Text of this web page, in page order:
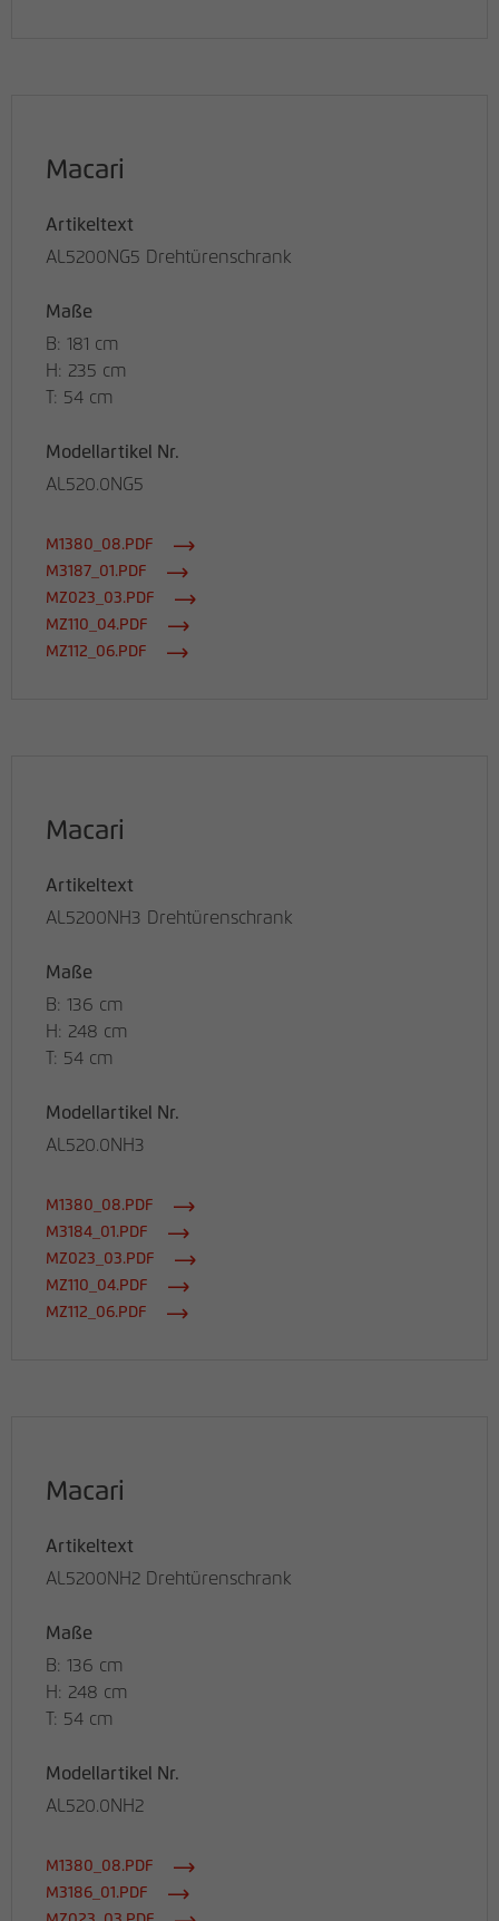
Macari
Artikeltext
AL5200NG5 Drehtürenschrank
Maße
B: 181 cm
H: 235 cm
T: 54 cm
Modellartikel Nr.
AL520.0NG5
M1380_08.PDF
M3187_01.PDF
MZ023_03.PDF
MZ110_04.PDF
MZ112_06.PDF
Macari
Artikeltext
AL5200NH3 Drehtürenschrank
Maße
B: 136 cm
H: 248 cm
T: 54 cm
Modellartikel Nr.
AL520.0NH3
M1380_08.PDF
M3184_01.PDF
MZ023_03.PDF
MZ110_04.PDF
MZ112_06.PDF
Macari
Artikeltext
AL5200NH2 Drehtürenschrank
Maße
B: 136 cm
H: 248 cm
T: 54 cm
Modellartikel Nr.
AL520.0NH2
M1380_08.PDF
M3186_01.PDF